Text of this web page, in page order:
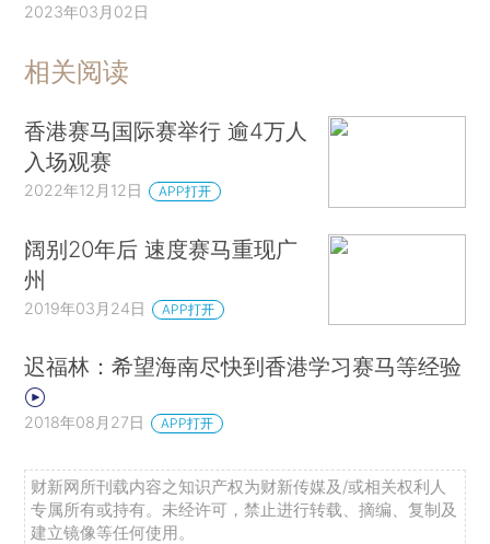
2023年03月02日
相关阅读
香港赛马国际赛举行 逾4万人
入场观赛
2022年12月12日 APP打开
阔别20年后 速度赛马重现广
州
2019年03月24日 APP打开
迟福林：希望海南尽快到香港学习赛马等经验
2018年08月27日 APP打开
财新网所刊载内容之知识产权为财新传媒及/或相关权利人
专属所有或持有。未经许可，禁止进行转载、摘编、复制及
建立镜像等任何使用。